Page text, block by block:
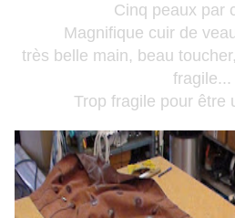
Cinq peaux par
Magnifique cuir de
très belle main, beau
fragile...
Trop fragile pour être